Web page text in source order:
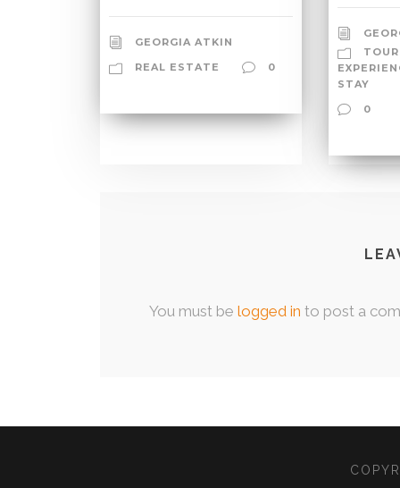
GEORGIA ATKIN
REAL ESTATE
0
STAY
0
You must be logged in to post a